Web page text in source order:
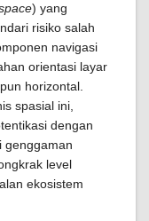
) yang
risiko salah
navigasi
orientasi layar
horizontal.
spasial ini,
dengan
genggaman
level
ekosistem